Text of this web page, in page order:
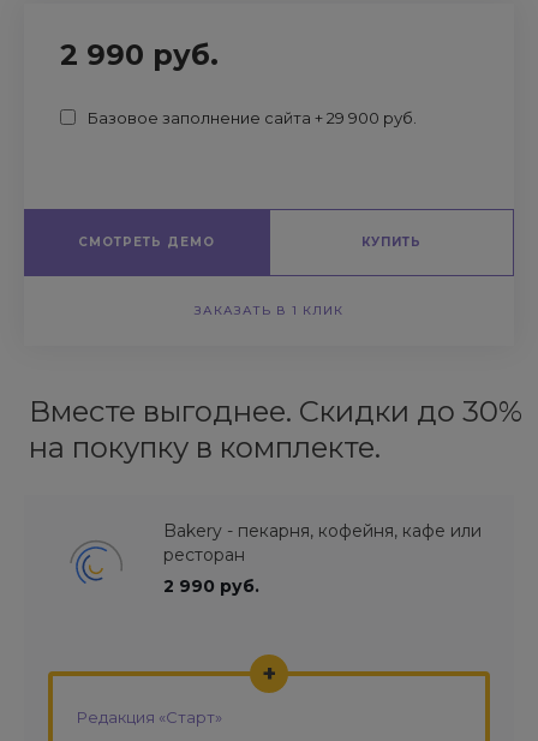
2 990 руб.
Базовое заполнение сайта + 29 900 руб.
СМОТРЕТЬ ДЕМО КУПИТЬ
ЗАКАЗАТЬ В 1 КЛИК
Вместе выгоднее. Скидки до 30%
на покупку в комплекте.
Bakery - пекарня, кофейня, кафе или
ресторан
2 990 руб.
Редакция «Старт»
+